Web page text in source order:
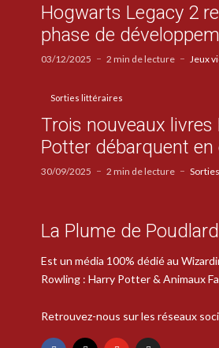
Hogwarts Legacy 2
phase de
03/12/2025 2 min de lecture Jeux
Sorties littéraires
Trois nouveaux livres
Potter débarquent en
30/09/2025 2 min de lecture
La Plume de Poudlard
Est un média 100% dédié au
Rowling : Harry Potter & Animaux
Retrouvez-nous sur les réseaux